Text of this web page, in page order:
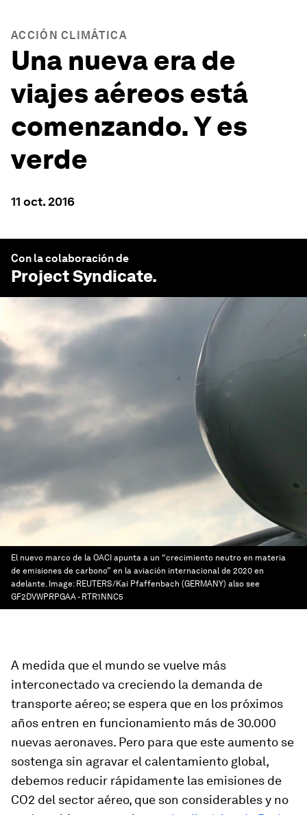
ACCIÓN CLIMÁTICA
Una nueva era de
viajes aéreos está
comenzando. Y es
verde
11 oct. 2016
Con la colaboración de
Project Syndicate.
El nuevo marco de la OACI apunta a un “crecimiento neutro en materia
de emisiones de carbono” en la aviación internacional de 2020 en
adelante. Image: REUTERS/Kai Pfaffenbach (GERMANY) also see
GF2DVWPRPGAA - RTR1NNC5
A medida que el mundo se vuelve más
interconectado va creciendo la demanda de
transporte aéreo; se espera que en los próximos
años entren en funcionamiento más de 30.000
nuevas aeronaves. Pero para que este aumento se
sostenga sin agravar el calentamiento global,
debemos reducir rápidamente las emisiones de
CO2 del sector aéreo, que son considerables y no